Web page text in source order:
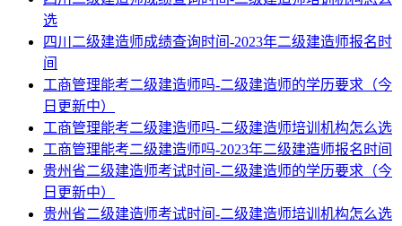
选
四川二级建造师成绩查询时间-2023年二级建造师报名时
间
工商管理能考二级建造师吗-二级建造师的学历要求（今
日更新中）
工商管理能考二级建造师吗-二级建造师培训机构怎么选
工商管理能考二级建造师吗-2023年二级建造师报名时间
贵州省二级建造师考试时间-二级建造师的学历要求（今
日更新中）
贵州省二级建造师考试时间-二级建造师培训机构怎么选